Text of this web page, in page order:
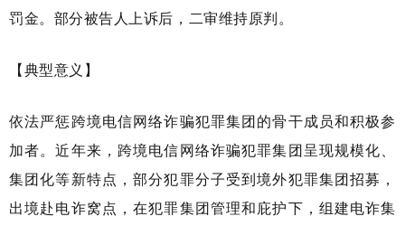
罚金。部分被告人上诉后，二审维持原判。
【典型意义】
依法严惩跨境电信网络诈骗犯罪集团的骨干成员和积极参
加者。近年来，跨境电信网络诈骗犯罪集团呈现规模化、
集团化等新特点，部分犯罪分子受到境外犯罪集团招募，
出境赴电诈窝点，在犯罪集团管理和庇护下，组建电诈集